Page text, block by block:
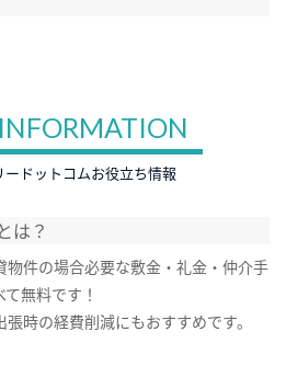
ドットコムお役立ち情報
は？
物件の場合必要な敷金・礼金・仲介手
無料です！
張時の経費削減にもおすすめです。